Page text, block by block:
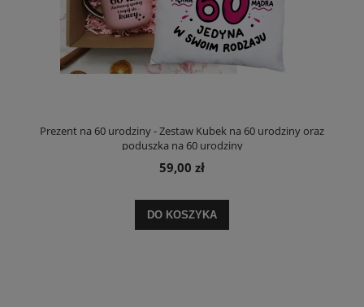
Prezent na 60 urodziny - Zestaw Kubek na 60 urodziny oraz
poduszka na 60 urodziny
59,00 zł
DO KOSZYKA